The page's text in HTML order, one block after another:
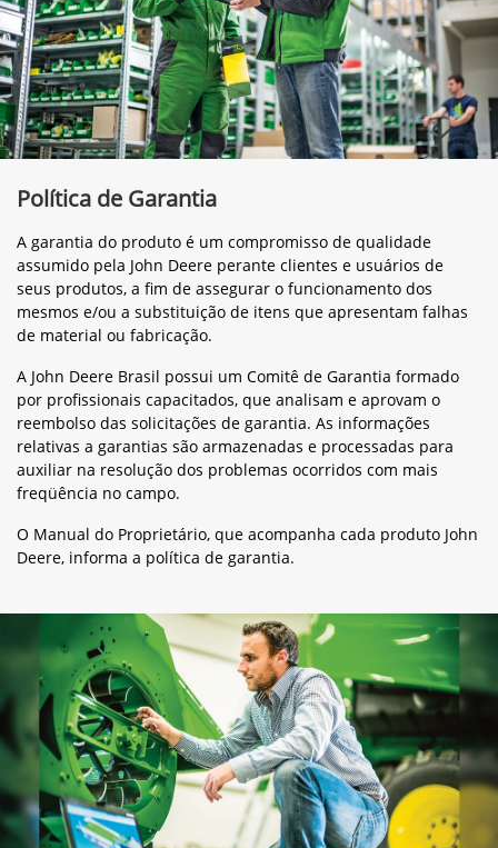
Política de Garantia
A garantia do produto é um compromisso de qualidade
assumido pela John Deere perante clientes e usuários de
seus produtos, a fim de assegurar o funcionamento dos
mesmos e/ou a substituição de itens que apresentam falhas
de material ou fabricação.
A John Deere Brasil possui um Comitê de Garantia formado
por profissionais capacitados, que analisam e aprovam o
reembolso das solicitações de garantia. As informações
relativas a garantias são armazenadas e processadas para
auxiliar na resolução dos problemas ocorridos com mais
freqüência no campo.
O Manual do Proprietário, que acompanha cada produto John
Deere, informa a política de garantia.